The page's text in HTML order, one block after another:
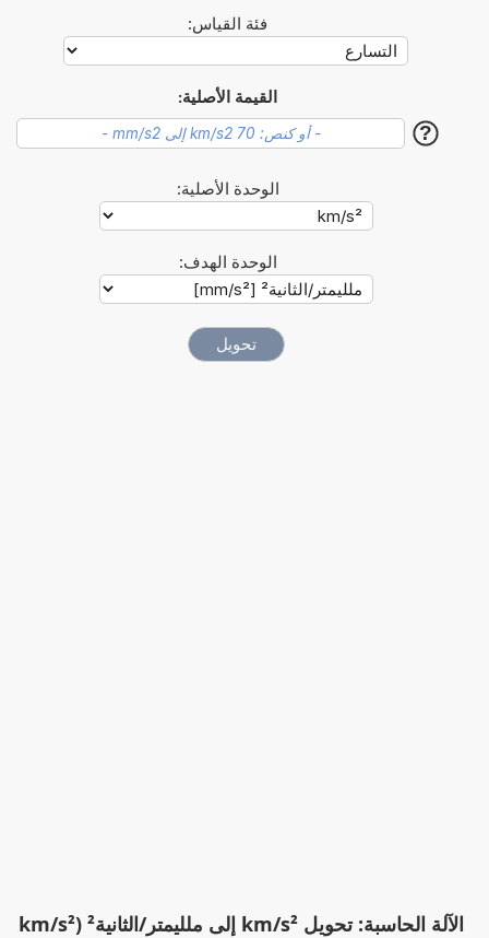
فئة القياس:
القيمة الأصلية:
?
الوحدة الأصلية:
الوحدة الهدف:
الآلة الحاسبة: تحويل km/s² إلى ملليمتر/الثانية² (km/s²